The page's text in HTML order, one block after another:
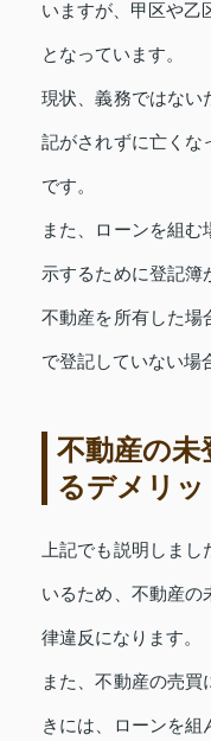
いますが、甲区や乙
となっています。
現状、義務ではない
記がされずに亡くな
です。
また、ローンを組
示するために登記簿
不動産を所有した場
で登記していない場
不動産の未
るデメリッ
上記でも説明しま
いるため、不動産の
律違反になります。
また、不動産の売買
きには、ローンを組